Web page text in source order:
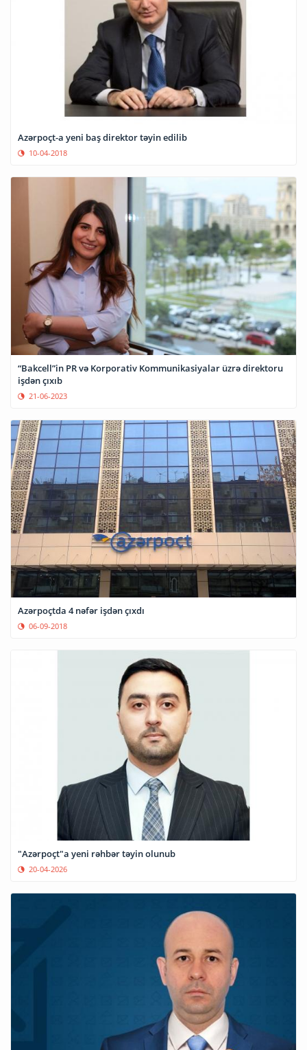
Azərpoçt-a yeni baş direktor təyin edilib
10-04-2018
“Bakcell”in PR və Korporativ Kommunikasiyalar üzrə direktoru
işdən çıxıb
21-06-2023
Azərpoçtda 4 nəfər işdən çıxdı
06-09-2018
"Azərpoçt"a yeni rəhbər təyin olunub
20-04-2026